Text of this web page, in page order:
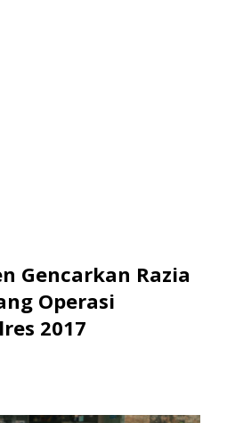
Jelang
Gencarkan Razia
Operasi
2017